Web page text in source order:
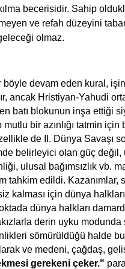
becerisidir. Sahip
ve refah düzeyini
olmaz.
böyle devam eden kural,
ancak Hristiyan-Yahudi
batı blokunun inşa ettiği
mutlu bir azınlığı tatmin
de II. Dünya Savaşı
belirleyici olan güç
ulusal bağımsızlık vb.
tahkim edildi. Kazanımlar,
kalması için dünya
dünya halkları
derin uyku
sömürüldüğü halde
ve medeni, çağdaş,
gerekeni çeker."